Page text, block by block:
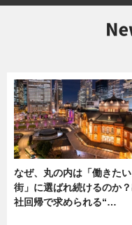
なぜ、丸の内は「働きたい
街」に選ばれ続けるのか
社回帰で求められる“…